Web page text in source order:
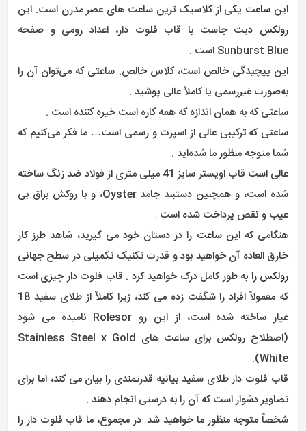
این ساعت یکی از کلاسیک ترین ساعت های عصر مدرن است. این
رولکس دیت جاست با قاب فلوت دار، اعداد رومی و صفحه
Sunburst Blue است .
این پیچیدگی خالص است، کلاس خالص. ساعتی که می‌توان آن را
به‌صورت غیررسمی یا کاملاً عالی پوشید .
ساعتی که به همان اندازه که همه کاره است خیره کننده است .
ساعتی که ترکیبی عالی از اسپرت و رسمی است… ما فکر می‌کنیم که
شما متوجه منظور ما شده‌اید .
عالی است قاب اویستر سایز 41 میلی متری از فولاد ضد زنگ ساخته
شده است، و همچنین دستبند جامد Oyster، و با روکش براق بی
عیب و نقص پرداخت شده است .
هنگامی که اینساعت را در دستان خود می گیرید، شاهد طرز کار
خارق العاده آن خواهید بود و قدرت تکنیک تکمیلی در سطح جهانی
رولکس را به طور کامل درک خواهید کرد . قاب فلوت دار چیزی است
که معمولاً افراد را شگفت زده می کند، زیرا کاملاً از طلای سفید 18
عیار ساخته شده است، از این رو Rolesor نامیده می شود
(اصطلاح رولکس برای ساعت های Stainless Steel x Gold
White).
قاب فلوت دار طلای سفید بیانیه قدرتمندی را بیان می کند، اما برای
تصاویر دشوار است که آن را به درستی انجام دهند .
شخصاً متوجه منظور ما خواهید شد. در مجموع، ما قاب فلوت دار را